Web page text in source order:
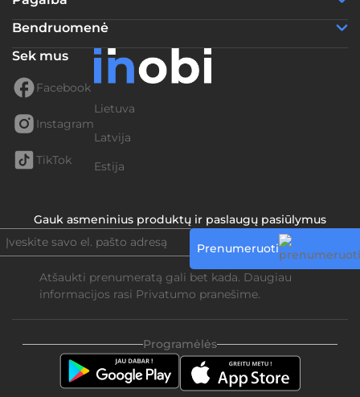
Bendruomenė
Sek mus
Facebook
Instagram
TikTok
Lietuva
Latvija
Estija
Gauk asmeninius produktų ir paslaugų pasiūlymus
Prenumeruoti
Atšaukti prenumeratą gali bet kada. Daugiau
informacijos rasi Privatumo pranešime.
Programėlės